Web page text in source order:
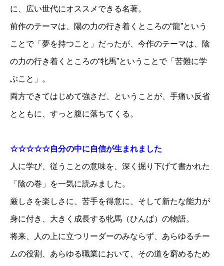
に、広い世代にオススメできる名著。
前作のテーマは、陽の力の行き着くところの“龍”という
ことで「夢を持つこと」だったが、今作のテーマは、陰
の力の行き着くところの“牝馬”ということで「苦難に学
ぶこと」。
両方できてはじめて強さだ、ということが、手痛い反省
とともに、すっと腹に落ちてくる。
☆☆☆☆☆自分の中に自信が生まれました
人に学び、従うことの意味を、深く掘り下げて書かれた
「陰の巻」を一気に読みました。
厳しさを楽しさに、苦手を得意に、そして新たな能力が
身に付き、大きく成長する牝馬（ひんば）の物語。
将来、人の上に立つリーダーのみならず、あらゆるチー
ムの役割、あらゆる職業において、その道を窮めるため